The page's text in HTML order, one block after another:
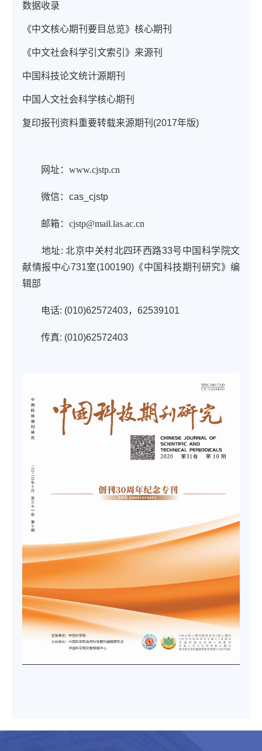
数据收录
《中文核心期刊要目总览》核心期刊
《中文社会科学引文索引》来源刊
中国科技论文统计源期刊
中国人文社会科学核心期刊
复印报刊资料重要转载来源期刊(2017年版)
网址： www.cjstp.cn
微信：cas_cjstp
邮箱： cjstp@mail.las.ac.cn
地址: 北京中关村北四环西路33号中国科学院文
献情报中心731室(100190)《中国科技期刊研究》编
辑部
电话: (010)62572403，62539101
传真: (010)62572403